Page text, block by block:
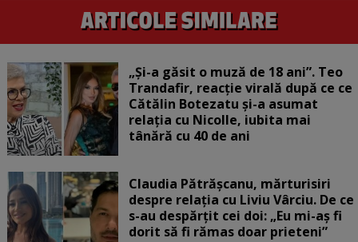
„Și-a găsit o muză de 18 ani”. Teo
Trandafir, reacție virală după ce ce
Cătălin Botezatu și-a asumat
relația cu Nicolle, iubita mai
tânără cu 40 de ani
Claudia Pătrășcanu, mărturisiri
despre relația cu Liviu Vârciu. De ce
s-au despărțit cei doi: „Eu mi-aș fi
dorit să fi rămas doar prieteni”